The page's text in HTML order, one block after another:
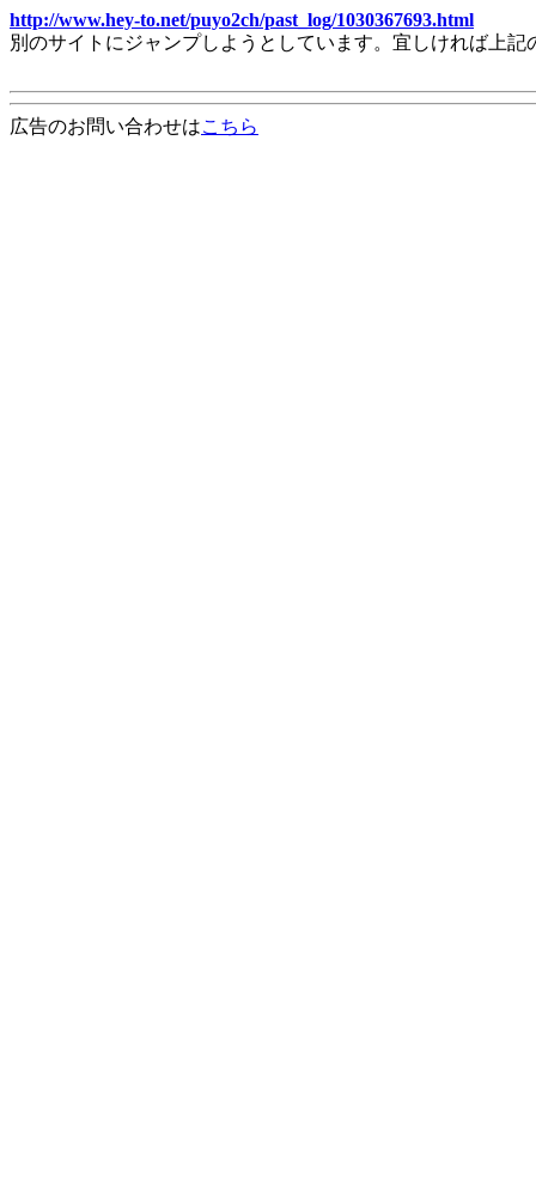
http://www.hey-to.net/puyo2ch/past_log/1030367693.html
別のサイトにジャンプしようとしています。宜しければ上
広告のお問い合わせはこちら